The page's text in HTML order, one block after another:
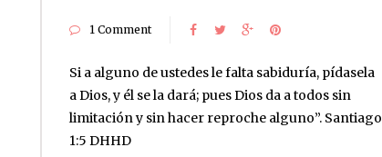
1 Comment
Si a alguno de ustedes le falta sabiduría, pídasela
a Dios, y él se la dará; pues Dios da a todos sin
limitación y sin hacer reproche alguno”. Santiago
1:5 DHHD